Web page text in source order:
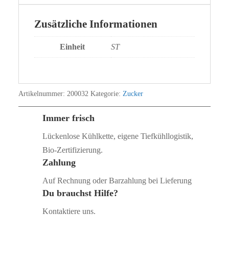
Zusätzliche Informationen
Einheit ST
Artikelnummer: 200032 Kategorie: Zucker
Immer frisch
Lückenlose Kühlkette, eigene Tiefkühllogistik,
Bio‑Zertifizierung.
Zahlung
Auf Rechnung oder Barzahlung bei Lieferung
Du brauchst Hilfe?
Kontaktiere uns.